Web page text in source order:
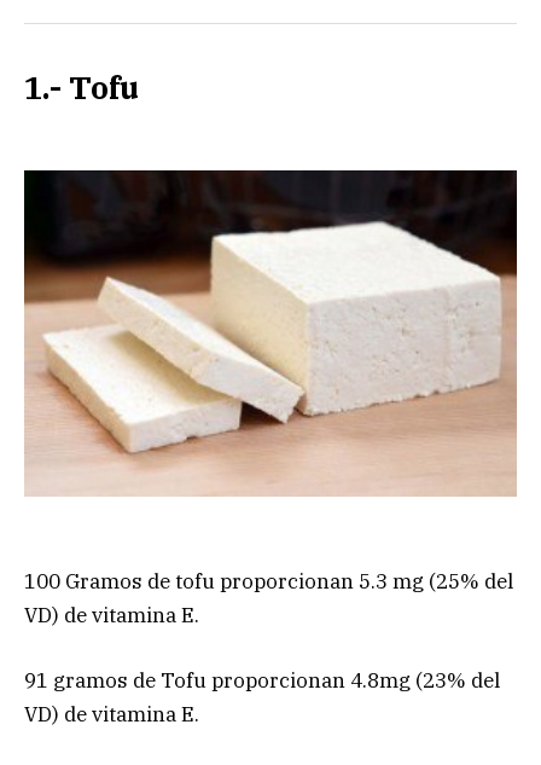
1.- Tofu
100 Gramos de tofu proporcionan 5.3 mg (25% del
VD) de vitamina E.
91 gramos de Tofu proporcionan 4.8mg (23% del
VD) de vitamina E.